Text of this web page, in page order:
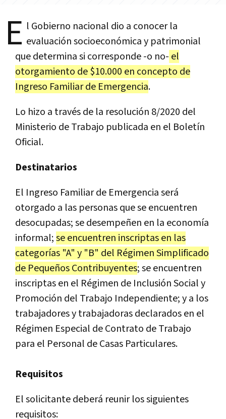
E l Gobierno nacional dio a conocer la
evaluación socioeconómica y patrimonial
que determina si corresponde -o no- el
otorgamiento de $10.000 en concepto de
Ingreso Familiar de Emergencia.
Lo hizo a través de la resolución 8/2020 del
Ministerio de Trabajo publicada en el Boletín
Oficial.
Destinatarios
El Ingreso Familiar de Emergencia será
otorgado a las personas que se encuentren
desocupadas; se desempeñen en la economía
informal;se encuentren inscriptas en las
categorías "A" y "B" del Régimen Simplificado
de Pequeños Contribuyentes; se encuentren
inscriptas en el Régimen de Inclusión Social y
Promoción del Trabajo Independiente; y a los
trabajadores y trabajadoras declarados en el
Régimen Especial de Contrato de Trabajo
para el Personal de Casas Particulares.
Requisitos
El solicitante deberá reunir los siguientes
requisitos: